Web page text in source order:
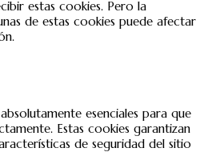
estas cookies. Pero la
de estas cookies puede afectar
esenciales para que
Estas cookies garantizan
de seguridad del sitio